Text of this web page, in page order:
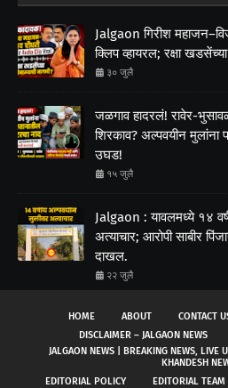
Jalgaon गिरीश
क्लिप व्हायरल; रक्षा खडसेंच्या
३० जुलै
जळगाव हादरलं! रावेर-
शिरकाव? अल्पवयीन मुलांना
उघड!
१५ जुलै
Jalgaon : यावलमध्ये १४
अत्याचार; आरोपी साबीर
दाखल.
२२ जुलै
HOME ABOUT CONTACT
DISCLAIMER – JALGAON NEWS
JALGAON NEWS | BREAKING NEWS, LIVE
KHANDESH
EDITORIAL POLICY
EDITORIAL TEAM